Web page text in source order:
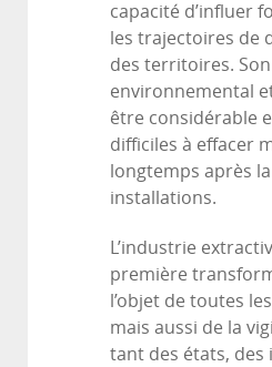
capacité d’influer
les trajectoires de
des territoires.
environnemental
être considérable
difficiles à effacer
longtemps après
installations.
L’industrie
première
l’objet de toutes
mais aussi de la
tant des états,